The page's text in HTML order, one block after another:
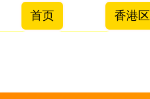
首页 香港区